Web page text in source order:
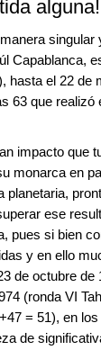
para jugar los
alguna!
Capablanca,
hasta el 22
63 que
impacto que
monarca en
ese
pues si bien
y en ello
de octubre
(ronda VI
= 51), en
de